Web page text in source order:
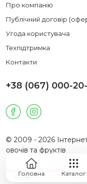
Про компанію
Публічний договір
Угода користувача
Техпідтримка
Контакти
+38 (067) 000-
© 2009 - 2026
овочів та фруктів
Головна Каталог